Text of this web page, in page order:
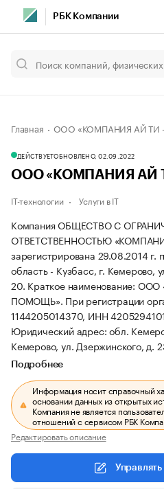
РБК Компании
Главная ООО «КОМПАНИЯ АЙ
ДЕЙСТВУЕТОБНОВЛЕНО, 02.09.2022
ООО «КОМПАНИЯ АЙ
IT-технологии Услуги в IT
Компания ОБЩЕСТВО С
ОТВЕТСТВЕННОСТЬЮ
зарегистрирована 29.08.2014 г.
область - Кузбасс, г. Кемерово,
20. Краткое наименование:
ПОМОЩЬ». При регистрации
1144205014370, ИНН
Юридический адрес: обл.
Кемерово, ул. Дзержинского, д.
Подробнее
Информация носит справочный
основании данных из открытых
Компания не является
отношений с сервисом РБК
Редактировать описание